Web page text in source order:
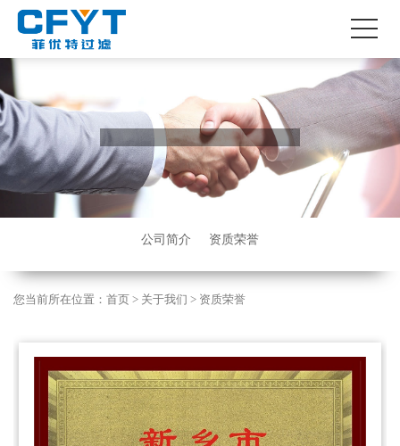
公司简介 资质荣誉
您当前所在位置： 首页 > 关于我们 > 资质荣誉